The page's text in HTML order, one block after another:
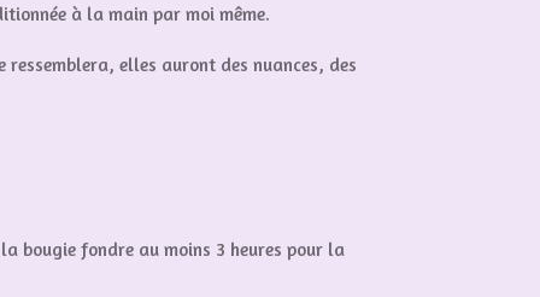
à la main par moi même.
ressemblera, elles auront des nuances, des
bougie fondre au moins 3 heures pour la